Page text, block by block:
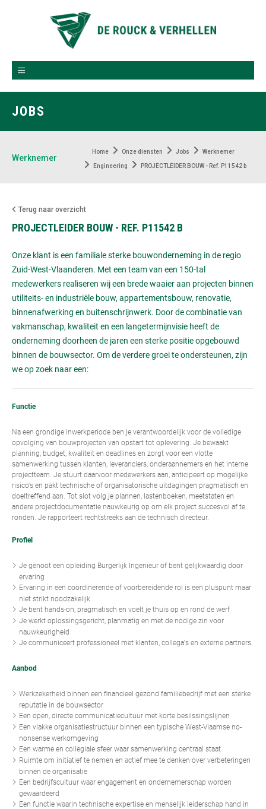
JOBS
Werknemer
Home Onze diensten Jobs Werknemer
Engineering PROJECTLEIDER BOUW - Ref. P11542 b
Terug naar overzicht
PROJECTLEIDER BOUW - REF. P11542 B
Onze klant is een familiale sterke bouwonderneming in de regio
Zuid-West-Vlaanderen. Met een team van een 150-tal
medewerkers realiseren wij een brede waaier aan projecten binnen
utiliteits- en industriële bouw, appartementsbouw, renovatie,
binnenafwerking en buitenschrijnwerk. Door de combinatie van
vakmanschap, kwaliteit en een langetermijnvisie heeft de
onderneming doorheen de jaren een sterke positie opgebouwd
binnen de bouwsector. Om de verdere groei te ondersteunen, zijn
we op zoek naar een:
Functie
Na een grondige inwerkperiode ben je verantwoordelijk voor de volledige
opvolging van bouwprojecten van opstart tot oplevering. Je bewaakt
planning, budget, kwaliteit en deadlines en zorgt voor een vlotte
samenwerking tussen klanten, leveranciers, onderaannemers en het interne
projectteam. Je stuurt daarvoor medewerkers aan, anticipeert op mogelijke
risico's en pakt technische of organisatorische uitdagingen pragmatisch en
doeltreffend aan. Tot slot volg je plannen, lastenboeken, meetstaten en
andere projectdocumentatie nauwkeurig op om elk project succesvol af te
ronden. Je rapporteert rechtstreeks aan de technisch directeur.
Profiel
Je genoot een opleiding Burgerlijk Ingenieur of bent gelijkwaardig door
ervaring
Ervaring in een coördinerende of voorbereidende rol is een pluspunt maar
niet strikt noodzakelijk
Je bent hands-on, pragmatisch en voelt je thuis op en rond de werf
Je werkt oplossingsgericht, planmatig en met de nodige zin voor
nauwkeurigheid
Je communiceert professioneel met klanten, collega's en externe partners.
Aanbod
Werkzekerheid binnen een financieel gezond familiebedrijf met een sterke
reputatie in de bouwsector
Een open, directe communicatiecultuur met korte beslissingslijnen
Een vlakke organisatiestructuur binnen een typische West-Vlaamse no-
nonsense werkomgeving
Een warme en collegiale sfeer waar samenwerking centraal staat
Ruimte om initiatief te nemen en actief mee te denken over verbeteringen
binnen de organisatie
Een bedrijfscultuur waar engagement en ondernemerschap worden
gewaardeerd
Een functie waarin technische expertise en menselijk leiderschap hand in